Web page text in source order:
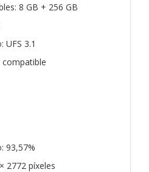
8 GB + 256 GB
3.1
93,57%
2772 píxeles